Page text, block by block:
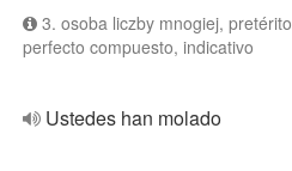
3. osoba liczby mnogiej, pretérito
perfecto compuesto, indicativo
Ustedes han molado